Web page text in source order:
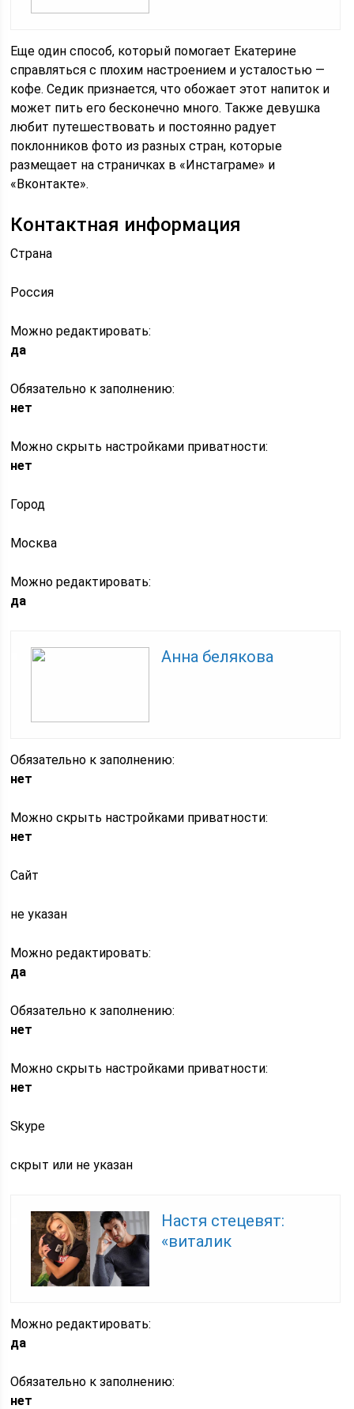
Еще один способ, который помогает Екатерине
справляться с плохим настроением и усталостью —
кофе. Седик признается, что обожает этот напиток и
может пить его бесконечно много. Также девушка
любит путешествовать и постоянно радует
поклонников фото из разных стран, которые
размещает на страничках в «Инстаграме» и
«Вконтакте».
Контактная информация
Страна
Россия
Можно редактировать:
да
Обязательно к заполнению:
нет
Можно скрыть настройками приватности:
нет
Город
Москва
Можно редактировать:
да
Анна белякова
Обязательно к заполнению:
нет
Можно скрыть настройками приватности:
нет
Сайт
не указан
Можно редактировать:
да
Обязательно к заполнению:
нет
Можно скрыть настройками приватности:
нет
Skype
скрыт или не указан
Настя стецевят:
«виталик
Можно редактировать:
да
Обязательно к заполнению:
нет